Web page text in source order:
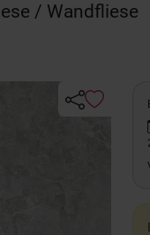
/ Wandfliese